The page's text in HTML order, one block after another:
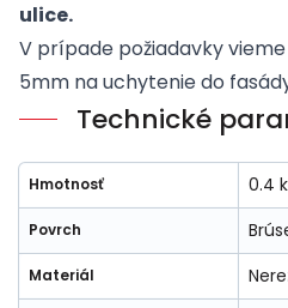
ulice.
V prípade požiadavky
5mm na uchytenie do
Technické
Hmotnosť 0.4
Povrch
Materiál